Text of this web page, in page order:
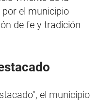
por el municipio
de fe y tradición
el municipio